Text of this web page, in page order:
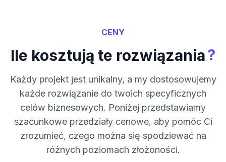
CENY
Ile kosztują te rozwiązania?
Każdy projekt jest unikalny, a my dostosowujemy
każde rozwiązanie do twoich specyficznych
celów biznesowych. Poniżej przedstawiamy
szacunkowe przedziały cenowe, aby pomóc Ci
zrozumieć, czego można się spodziewać na
różnych poziomach złożoności.